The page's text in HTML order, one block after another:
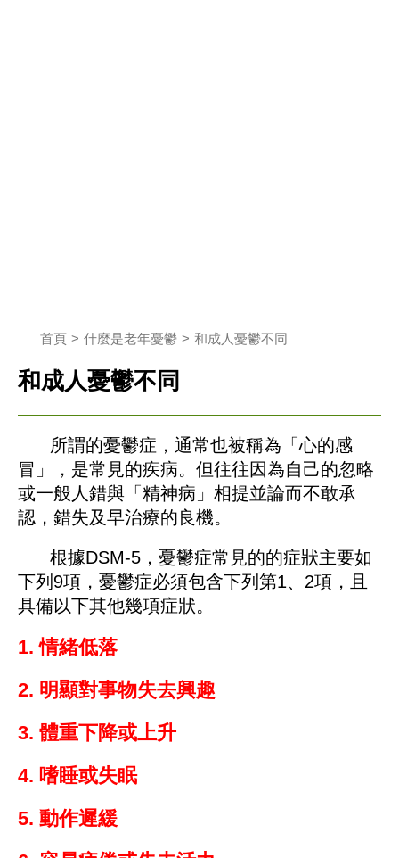
首頁 什麼是老年憂鬱 和成人憂鬱不同
和成人憂鬱不同
所謂的憂鬱症，通常也被稱為「心的感
冒」，是常見的疾病。但往往因為自己的忽略
或一般人錯與「精神病」相提並論而不敢承
認，錯失及早治療的良機。
根據DSM-5，憂鬱症常見的的症狀主要如
下列9項，憂鬱症必須包含下列第1、2項，且
具備以下其他幾項症狀。
1. 情緒低落
2. 明顯對事物失去興趣
3. 體重下降或上升
4. 嗜睡或失眠
5. 動作遲緩